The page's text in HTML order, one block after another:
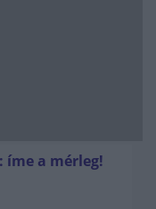
íme a mérleg!